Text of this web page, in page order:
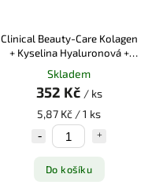
Clinical Beauty-Care Kolagen
+ Kyselina Hyaluronová +
Koenzym Q10 tbl.60
Skladem
352 Kč / ks
5,87 Kč / 1 ks
Do košíku